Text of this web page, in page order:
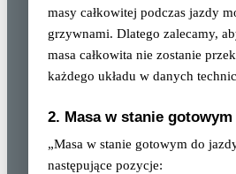
masy całkowitej podczas jazdy
grzywnami. Dlatego zalecamy,
masa całkowita nie zostanie
każdego układu w danych
2. Masa w stanie
„Masa w stanie gotowym do
następujące pozycje: